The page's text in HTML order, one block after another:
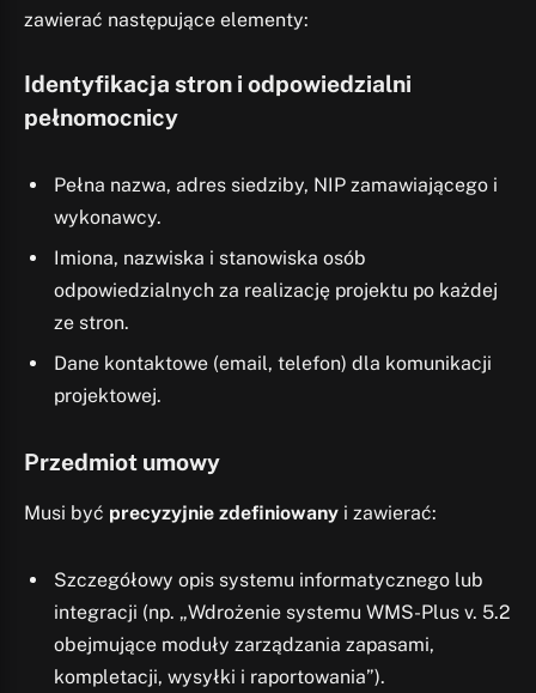
zawierać następujące elementy:
Identyfikacja stron i odpowiedzialni
pełnomocnicy
Pełna nazwa, adres siedziby, NIP zamawiającego i
wykonawcy.
Imiona, nazwiska i stanowiska osób
odpowiedzialnych za realizację projektu po każdej
ze stron.
Dane kontaktowe (email, telefon) dla komunikacji
projektowej.
Przedmiot umowy
Musi być precyzyjnie zdefiniowany i zawierać:
Szczegółowy opis systemu informatycznego lub
integracji (np. „Wdrożenie systemu WMS-Plus v. 5.2
obejmujące moduły zarządzania zapasami,
kompletacji, wysyłki i raportowania”).